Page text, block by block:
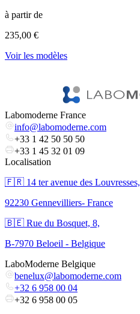
à partir de
235,00 €
Voir les modèles
Labomoderne France
info@labomoderne.com
+33 1 42 50 50 50
+33 1 45 32 01 09
Localisation
🇫🇷 ​14 ter avenue des Louvresses,
92230 Gennevilliers- France
🇧🇪 Rue du Bosquet, 8,
B-7970 Beloeil - Belgique
LaboModerne Belgique
benelux@labomoderne.com
+32 6 958 00 04
+32 6 958 00 05